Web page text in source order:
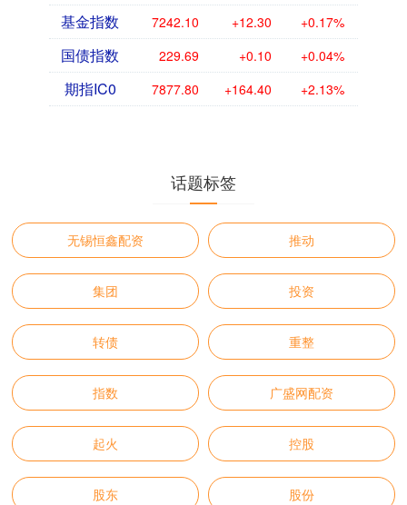
基金指数 7242.10 +12.30 +0.17%
国债指数 229.69 +0.10 +0.04%
期指IC0 7877.80 +164.40 +2.13%
话题标签
无锡恒鑫配资 推动
集团 投资
转债 重整
指数 广盛网配资
起火 控股
股东 股份